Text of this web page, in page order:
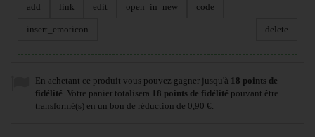
add
link edit open_in_new code
insert_emoticon delete
En achetant ce produit vous pouvez gagner jusqu'à 18 points de
fidélité . Votre panier totalisera 18 points de fidélité pouvant être
transformé(s) en un bon de réduction de 0,90 €